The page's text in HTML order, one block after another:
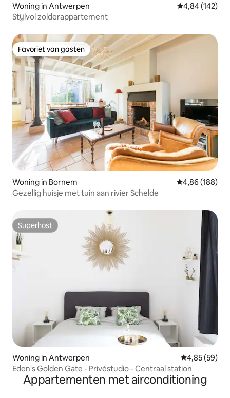
Woning in Antwerpen Gemiddelde
4,84 (142)
Stijlvol zolderappartement
Favoriet van gasten
Favoriet van gasten
Woning in Bornem Gemiddelde
4,86 (188)
Gezellig huisje met tuin aan rivier Schelde
Superhost
Superhost
Woning in Antwerpen Gemiddelde
4,85 (59)
Eden's Golden Gate - Privéstudio - Centraal station
Appartementen met airconditioning